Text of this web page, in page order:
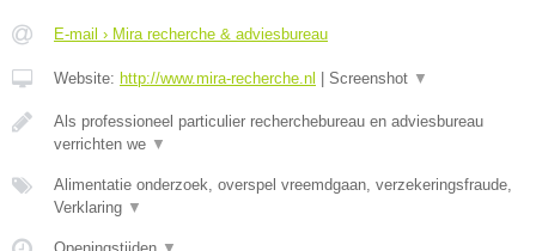
E-mail › Mira recherche & adviesbureau
Website: http://www.mira-recherche.nl Screenshot ▼
Als professioneel particulier recherchebureau en adviesbureau
verrichten we ▼
Alimentatie onderzoek, overspel vreemdgaan, verzekeringsfraude,
Verklaring ▼